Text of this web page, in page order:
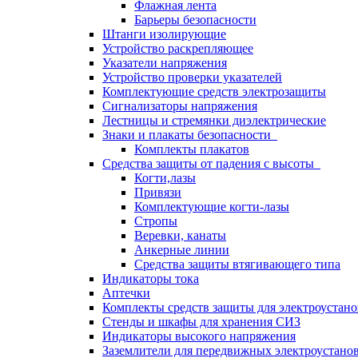
Флажная лента
Барьеры безопасности
Штанги изолирующие
Устройство раскрепляющее
Указатели напряжения
Устройство проверки указателей
Комплектующие средств электрозащиты
Сигнализаторы напряжения
Лестницы и стремянки диэлектрические
Знаки и плакаты безопасности
Комплекты плакатов
Средства защиты от падения с высоты
Когти,лазы
Привязи
Комплектующие когти-лазы
Стропы
Веревки, канаты
Анкерные линии
Средства защиты втягивающего типа
Индикаторы тока
Аптечки
Комплекты средств защиты для
Стенды и шкафы для хранения СИЗ
Индикаторы высокого напряжения
Заземлители для передвижных